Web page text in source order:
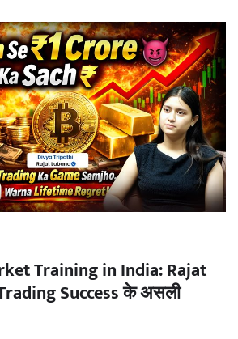
Training in India: Rajat
Success के असली